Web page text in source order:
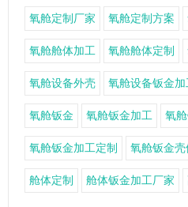
氧舱定制厂家 氧舱定制方案
氧舱舱体加工 氧舱舱体定制
氧舱设备外壳 氧舱设备钣金加
氧舱钣金 氧舱钣金加工 氧
氧舱钣金加工定制 氧舱钣金
舱体定制 舱体钣金加工厂家